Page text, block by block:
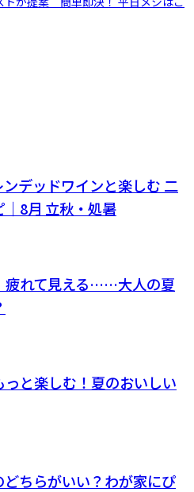
デッドワインと楽しむ 二
8月 立秋・処暑
疲れて見える……大人の夏
っと楽しむ！夏のおいしい
どちらがいい？わが家にぴ